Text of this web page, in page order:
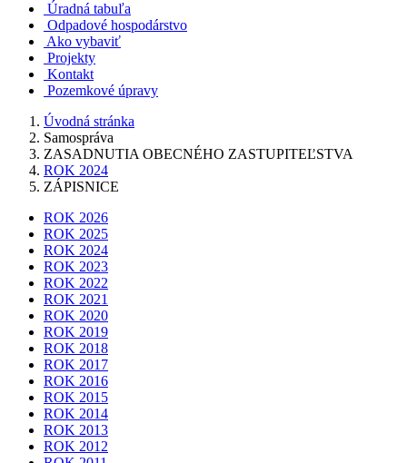
Úradná tabuľa
Odpadové hospodárstvo
Ako vybaviť
Projekty
Kontakt
Pozemkové úpravy
Úvodná stránka
Samospráva
ZASADNUTIA OBECNÉHO ZASTUPITEĽSTVA
ROK 2024
ZÁPISNICE
ROK 2026
ROK 2025
ROK 2024
ROK 2023
ROK 2022
ROK 2021
ROK 2020
ROK 2019
ROK 2018
ROK 2017
ROK 2016
ROK 2015
ROK 2014
ROK 2013
ROK 2012